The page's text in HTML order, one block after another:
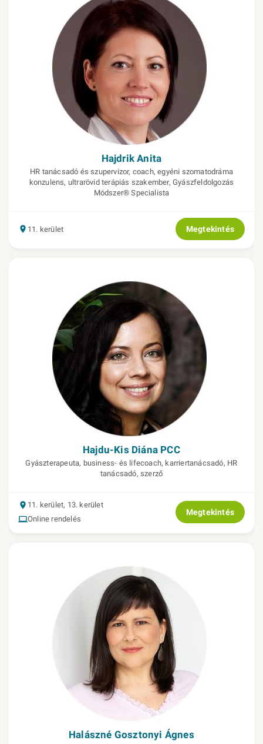
Hajdrik Anita
HR tanácsadó és szupervizor, coach, egyéni szomatodráma
konzulens, ultrarövid terápiás szakember, Gyászfeldolgozás
Módszer® Specialista
11. kerület Megtekintés
Hajdu-Kis Diána PCC
Gyászterapeuta, business- és lifecoach, karriertanácsadó, HR
tanácsadó, szerző
11. kerület, 13. kerület
Online rendelés
Megtekintés
Halászné Gosztonyi Ágnes